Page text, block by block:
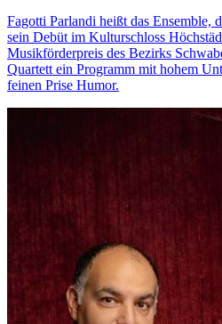
Fagotti Parlandi heißt das Ensemble,
sein Debüt im Kulturschloss
Musikförderpreis des Bezirks
Quartett ein Programm mit hohem
feinen Prise Humor.